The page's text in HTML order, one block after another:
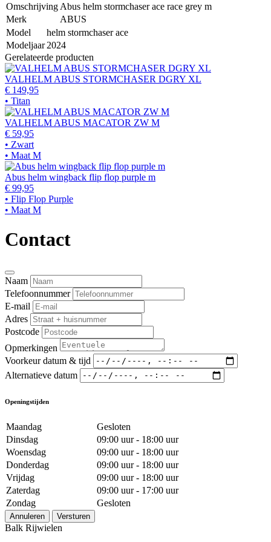
Omschrijving Abus helm stormchaser ace race grey m
Merk
ABUS
Model
helm stormchaser ace
Modeljaar 2024
Gerelateerde producten
VALHELM ABUS STORMCHASER DGRY XL
€ 149,95
• Titan
VALHELM ABUS MACATOR ZW M
€ 59,95
• Zwart
• Maat M
Abus helm wingback flip flop purple m
€ 99,95
• Flip Flop Purple
• Maat M
Contact
Naam
Telefoonnummer
E-mail
Adres
Postcode
Opmerkingen
Voorkeur datum & tijd
Alternatieve datum
Openingstijden
Maandag
Gesloten
Dinsdag
09:00 uur - 18:00 uur
Woensdag
09:00 uur - 18:00 uur
Donderdag
09:00 uur - 18:00 uur
Vrijdag
09:00 uur - 18:00 uur
Zaterdag
09:00 uur - 17:00 uur
Zondag
Gesloten
Annuleren Versturen
Balk Rijwielen